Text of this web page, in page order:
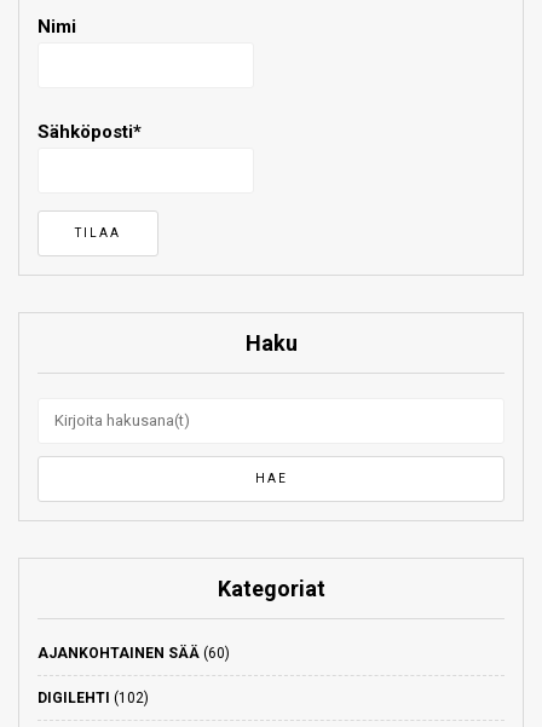
Nimi
Sähköposti*
Haku
Kategoriat
AJANKOHTAINEN SÄÄ (60)
DIGILEHTI (102)